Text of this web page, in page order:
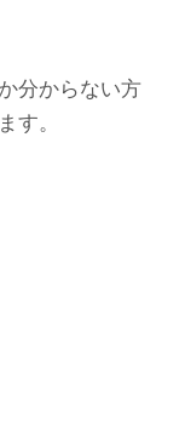
分からない方
す。